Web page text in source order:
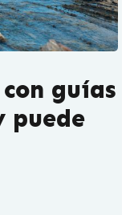
guías
puede